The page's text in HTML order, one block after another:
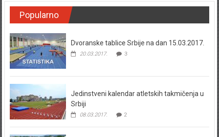
Popularno
Dvoranske tablice Srbije na dan 15.03.2017.
20.03.2017. 3
Jedinstveni kalendar atletskih takmičenja u
Srbiji
08.03.2017. 2